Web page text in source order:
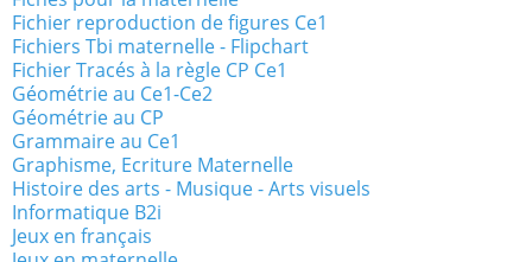
Fichier reproduction de figures Ce1
Fichiers Tbi maternelle - Flipchart
Fichier Tracés à la règle CP Ce1
Géométrie au Ce1-Ce2
Géométrie au CP
Grammaire au Ce1
Graphisme, Ecriture Maternelle
Histoire des arts - Musique - Arts visuels
Informatique B2i
Jeux en français